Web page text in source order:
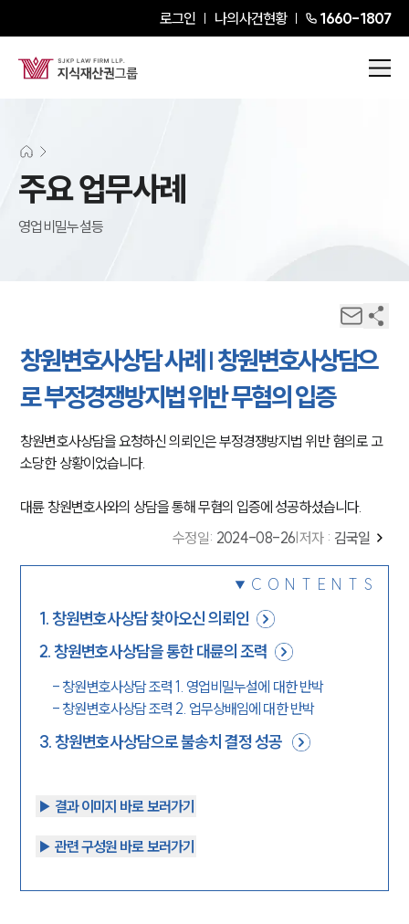
로그인 나의사건현황 1660-1807
주요 업무사례
영업비밀누설등
창원변호사상담 사례 | 창원변호사상담으
로 부정경쟁방지법 위반 무혐의 입증
창원변호사상담을 요청하신 의뢰인은 부정경쟁방지법 위반 혐의로 고
소당한 상황이었습니다.
대륜 창원변호사와의 상담을 통해 무혐의 입증에 성공하셨습니다.
수정일: 2024-08-26 저자 : 김국일
CONTENTS
1.창원변호사상담 찾아오신 의뢰인
2.창원변호사상담을 통한 대륜의 조력
- 창원변호사상담 조력 1. 영업비밀누설에 대한 반박
- 창원변호사상담 조력 2. 업무상배임에 대한 반박
3.창원변호사상담으로 불송치 결정 성공
▶︎ 결과 이미지 바로 보러가기
▶︎ 관련 구성원 바로 보러가기